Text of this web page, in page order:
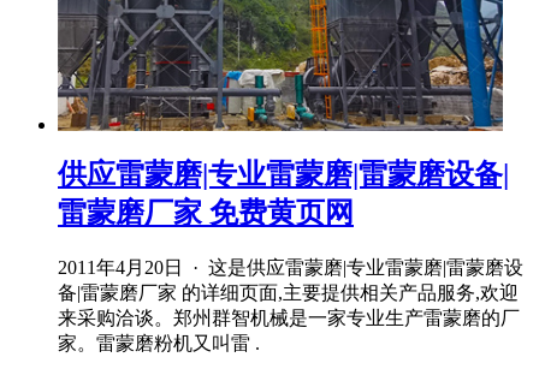
供应雷蒙磨|专业雷蒙磨|雷蒙磨设备|
雷蒙磨厂家 免费黄页网
2011年4月20日 · 这是供应雷蒙磨|专业雷蒙磨|雷蒙磨设
备|雷蒙磨厂家 的详细页面,主要提供相关产品服务,欢迎
来采购洽谈。郑州群智机械是一家专业生产雷蒙磨的厂
家。雷蒙磨粉机又叫雷 .